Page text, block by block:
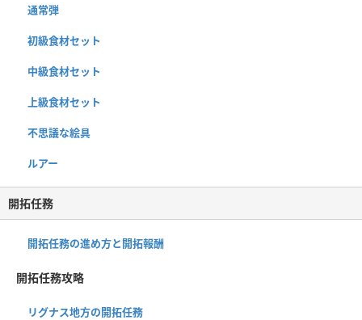
通常弾
初級食材セット
中級食材セット
上級食材セット
不思議な絵具
ルアー
開拓任務
開拓任務の進め方と開拓報酬
開拓任務攻略
リグナス地方の開拓任務